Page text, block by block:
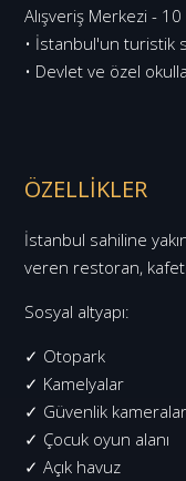
Alışveriş Merkezi -
• İstanbul'un turistik
• Devlet ve özel
ÖZELLİKLER
İstanbul sahiline
veren restoran,
Sosyal altyapı:
✓ Otopark
✓ Kamelyalar
✓ Güvenlik
✓ Çocuk oyun alanı
✓ Açık havuz